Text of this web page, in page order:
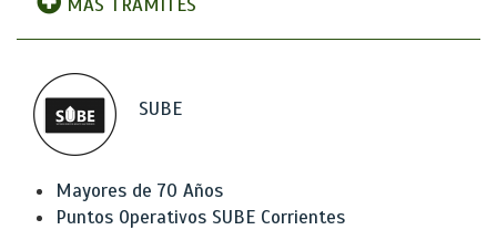
MÁS TRÁMITES
SUBE
Mayores de 70 Años
Puntos Operativos SUBE Corrientes